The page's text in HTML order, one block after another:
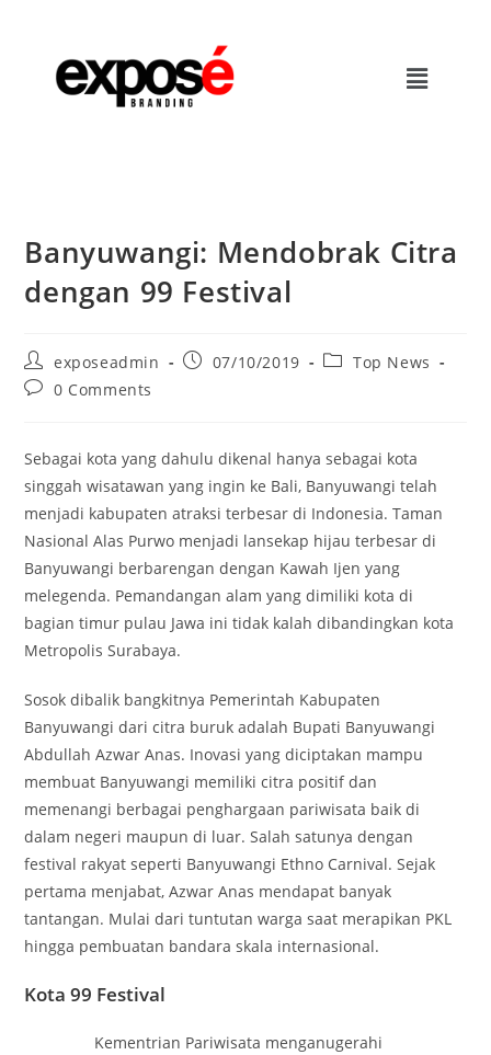
Banyuwangi: Mendobrak Citra
dengan 99 Festival
exposeadmin 07/10/2019
Top News
0 Comments
Sebagai kota yang dahulu dikenal hanya sebagai kota
singgah wisatawan yang ingin ke Bali, Banyuwangi telah
menjadi kabupaten atraksi terbesar di Indonesia. Taman
Nasional Alas Purwo menjadi lansekap hijau terbesar di
Banyuwangi berbarengan dengan Kawah Ijen yang
melegenda. Pemandangan alam yang dimiliki kota di
bagian timur pulau Jawa ini tidak kalah dibandingkan kota
Metropolis Surabaya.
Sosok dibalik bangkitnya Pemerintah Kabupaten
Banyuwangi dari citra buruk adalah Bupati Banyuwangi
Abdullah Azwar Anas. Inovasi yang diciptakan mampu
membuat Banyuwangi memiliki citra positif dan
memenangi berbagai penghargaan pariwisata baik di
dalam negeri maupun di luar. Salah satunya dengan
festival rakyat seperti Banyuwangi Ethno Carnival. Sejak
pertama menjabat, Azwar Anas mendapat banyak
tantangan. Mulai dari tuntutan warga saat merapikan PKL
hingga pembuatan bandara skala internasional.
Kota 99 Festival
Kementrian Pariwisata menganugerahi